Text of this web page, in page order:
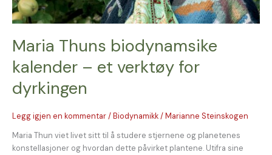
Maria Thuns biodynamsike
kalender – et verktøy for
dyrkingen
Legg igjen en kommentar/Biodynamikk/Marianne Steinskogen
Maria Thun viet livet sitt til å studere stjernene og planetenes
konstellasjoner og hvordan dette påvirket plantene. Utifra sine